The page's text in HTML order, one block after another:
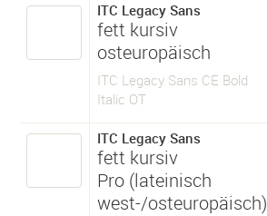
ITC Legacy Sans
fett kursiv
osteuropäisch
ITC Legacy Sans CE Bold
Italic OT
ITC Legacy Sans
fett kursiv
Pro (lateinisch
west-/osteuropäisch)